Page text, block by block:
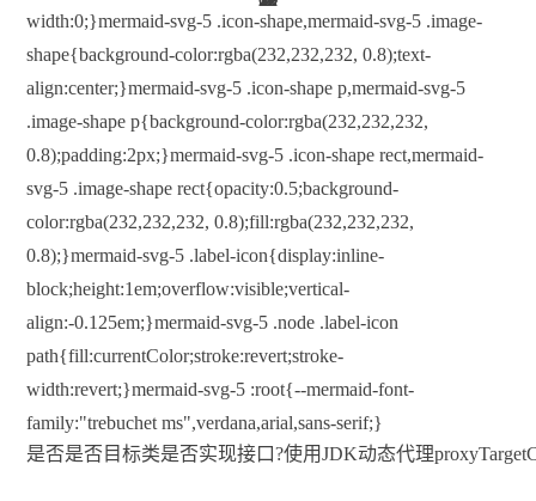
width:0;}mermaid-svg-5 .icon-shape,mermaid-svg-5 .image-
shape{background-color:rgba(232,232,232, 0.8);text-
align:center;}mermaid-svg-5 .icon-shape p,mermaid-svg-5
.image-shape p{background-color:rgba(232,232,232,
0.8);padding:2px;}mermaid-svg-5 .icon-shape rect,mermaid-
svg-5 .image-shape rect{opacity:0.5;background-
color:rgba(232,232,232, 0.8);fill:rgba(232,232,232,
0.8);}mermaid-svg-5 .label-icon{display:inline-
block;height:1em;overflow:visible;vertical-
align:-0.125em;}mermaid-svg-5 .node .label-icon
path{fill:currentColor;stroke:revert;stroke-
width:revert;}mermaid-svg-5 :root{--mermaid-font-
family:"trebuchet ms",verdana,arial,sans-serif;}
是否是否 目标类是否实现接口?使用JDK动态代理